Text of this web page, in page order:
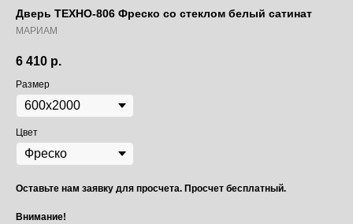
Дверь ТЕХНО-806 Фреско со стеклом белый сатинат
МАРИАМ
6 410 р.
Размер
Цвет
Оставьте нам заявку для просчета. Просчет бесплатный.
Внимание!